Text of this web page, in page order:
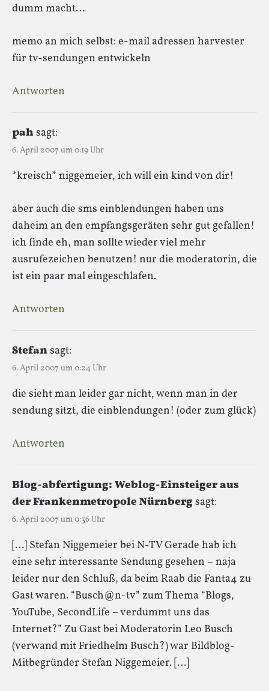
dumm macht…
memo an mich selbst: e-mail adressen harvester
für tv-sendungen entwickeln
Antworten
pah sagt:
6. April 2007 um 0:19 Uhr
*kreisch* niggemeier, ich will ein kind von dir!
aber auch die sms einblendungen haben uns
daheim an den empfangsgeräten sehr gut gefallen!
ich finde eh, man sollte wieder viel mehr
ausrufezeichen benutzen! nur die moderatorin, die
ist ein paar mal eingeschlafen.
Antworten
Stefansagt:
6. April 2007 um 0:24 Uhr
die sieht man leider gar nicht, wenn man in der
sendung sitzt, die einblendungen! (oder zum glück)
Antworten
Blog-abfertigung: Weblog-Einsteiger aus
der Frankenmetropole Nürnbergsagt:
6. April 2007 um 0:36 Uhr
[…] Stefan Niggemeier bei N-TV Gerade hab ich
eine sehr interessante Sendung gesehen – naja
leider nur den Schluß, da beim Raab die Fanta4 zu
Gast waren. “Busch@n-tv” zum Thema “Blogs,
YouTube, SecondLife – verdummt uns das
Internet?” Zu Gast bei Moderatorin Leo Busch
(verwand mit Friedhelm Busch?) war Bildblog-
Mitbegründer Stefan Niggemeier. […]